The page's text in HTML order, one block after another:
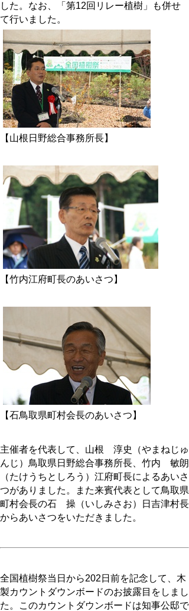
した。なお、「第12回リレー植樹」も併せ
て行いました。
【山根日野総合事務所長】
【竹内江府町長のあいさつ】
【石鳥取県町村会長のあいさつ】
主催者を代表して、山根 淳史（やまねじゅ
んじ）鳥取県日野総合事務所長、竹内 敏朗
（たけうちとしろう）江府町長によるあいさ
つがありました。また来賓代表として鳥取県
町村会長の石 操（いしみさお）日吉津村長
からあいさつをいただきました。
全国植樹祭当日から202日前を記念して、木
製カウントダウンボードのお披露目をしまし
た。このカウントダウンボードは知事公邸で